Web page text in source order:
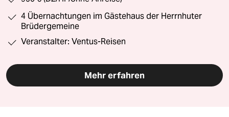
4 Übernachtungen im Gästehaus der Herrnhuter
Brüdergemeine
Veranstalter: Ventus-Reisen
Mehr erfahren